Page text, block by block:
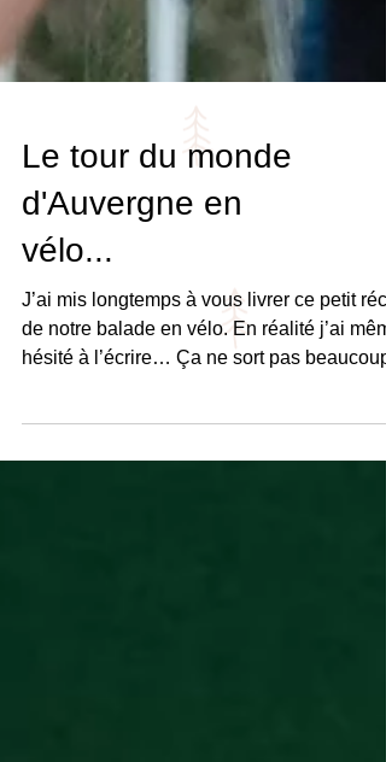
Le tour du monde
d'Auvergne en
vélo...
J’ai mis longtemps à vous livrer ce petit récit
de notre balade en vélo. En réalité j’ai